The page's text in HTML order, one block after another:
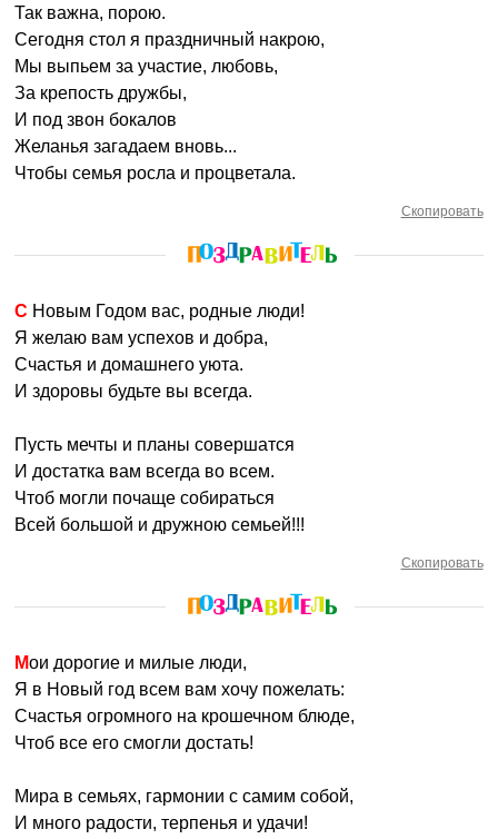
Так важна, порою.
Сегодня стол я праздничный накрою,
Мы выпьем за участие, любовь,
За крепость дружбы,
И под звон бокалов
Желанья загадаем вновь...
Чтобы семья росла и процветала.
Скопировать
С Новым Годом вас, родные люди!
Я желаю вам успехов и добра,
Счастья и домашнего уюта.
И здоровы будьте вы всегда.
Пусть мечты и планы совершатся
И достатка вам всегда во всем.
Чтоб могли почаще собираться
Всей большой и дружною семьей!!!
Скопировать
Мои дорогие и милые люди,
Я в Новый год всем вам хочу пожелать:
Счастья огромного на крошечном блюде,
Чтоб все его смогли достать!
Мира в семьях, гармонии с самим собой,
И много радости, терпенья и удачи!